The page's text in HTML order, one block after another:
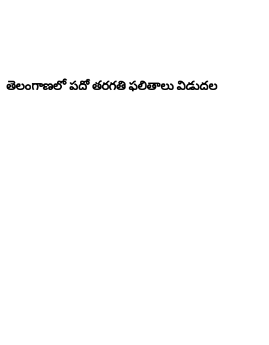
తెలంగాణలో పదో తరగతి ఫలితాలు విడుదల